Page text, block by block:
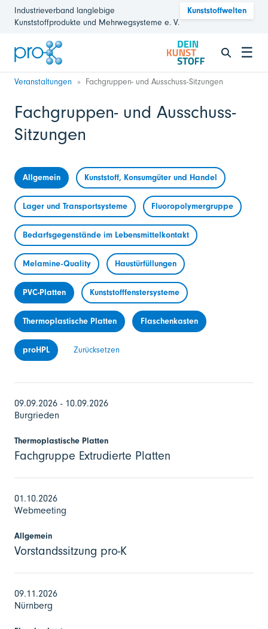
Industrieverband langlebige
Kunststoffprodukte und Mehrwegsysteme e. V.
Kunststoffwelten
☰
Veranstaltungen Fachgruppen- und Ausschuss-Sitzungen
Fachgruppen- und Ausschuss-
Sitzungen
Allgemein Kunststoff, Konsumgüter und Handel
Lager und Transportsysteme Fluoropolymergruppe
Bedarfsgegenstände im Lebensmittelkontakt
Melamine-Quality Haustürfüllungen
PVC-Platten Kunststofffenstersysteme
Thermoplastische Platten Flaschenkasten
proHPL Zurücksetzen
09.09.2026 - 10.09.2026
Burgrieden
Thermoplastische Platten
Fachgruppe Extrudierte Platten
01.10.2026
Webmeeting
Allgemein
Vorstandssitzung pro-K
09.11.2026
Nürnberg